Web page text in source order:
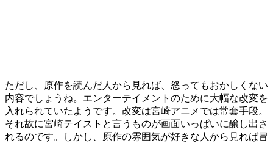
ただし、原作を読んだ人から見れば、怒ってもおかしくない
内容でしょうね。エンターテイメントのために大幅な改変を
入れられていたようです。改変は宮崎アニメでは常套手段。
それ故に宮崎テイストと言うものが画面いっぱいに醸し出さ
れるのです。しかし、原作の雰囲気が好きな人から見れば冒